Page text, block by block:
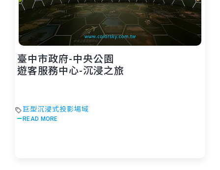
臺中市政府-中央公園
遊客服務中心-沉浸之旅
巨型沉浸式投影場域
READ MORE